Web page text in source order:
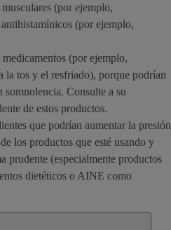
(por ejemplo,
(por ejemplo,
(por ejemplo,
la tos y el resfriado), porque podrían
somnolencia. Consulte a su
de estos productos.
que podrían aumentar la presión
los productos que esté usando y
prudente (especialmente productos
dietéticos o AINE como